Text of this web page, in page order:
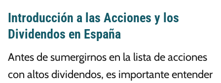
Introducción a las Acciones y los
Dividendos en España
Antes de sumergirnos en la lista de acciones
con altos dividendos, es importante entender